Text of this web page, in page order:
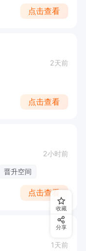
点击查看
2天前
点击查看
2小时前
晋升空间
点击查看
1天前
收藏
分享